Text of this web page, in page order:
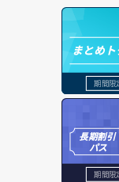
セキュリティグルー
セキュリティグルー
セキュリティグルー
セキュリティグルー
セキュリティグルー
ヘルスモニタ一覧取得
ヘルスモニタ作成
ヘルスモニタ削除
ヘルスモニタ更新
ヘルスモニタ詳細取
オブジェクトダウンロ
オブジェクトバージ
オブジェクト一覧取
オブジェクト削除
オブジェクト削除予
ドメイン情報登録
ドメイン詳細取得
レコード一覧取得
レコード作成
まとめト
期間限
長期割引
パス
期間限